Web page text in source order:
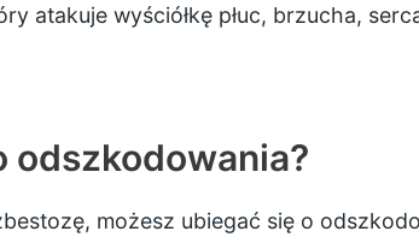
atakuje wyściółkę płuc, brzucha,
odszkodowania?
możesz ubiegać się o